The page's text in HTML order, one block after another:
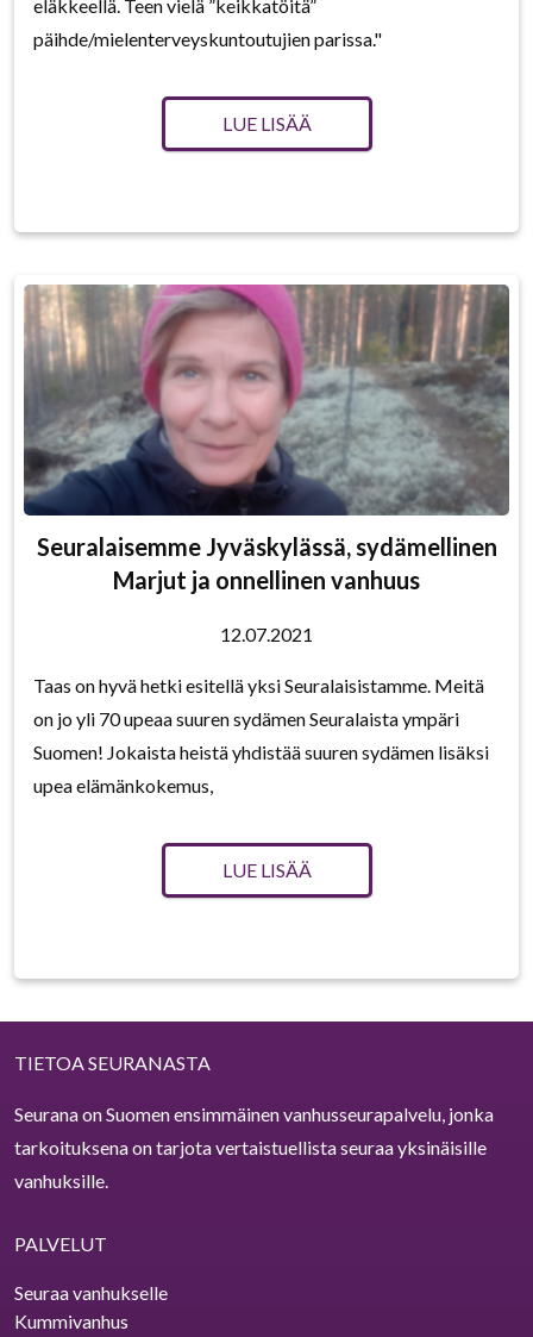
eläkkeellä. Teen vielä ”keikkatöitä”
päihde/mielenterveyskuntoutujien parissa."
LUE LISÄÄ
Seuralaisemme Jyväskylässä, sydämellinen
Marjut ja onnellinen vanhuus
12.07.2021
Taas on hyvä hetki esitellä yksi Seuralaisistamme. Meitä
on jo yli 70 upeaa suuren sydämen Seuralaista ympäri
Suomen! Jokaista heistä yhdistää suuren sydämen lisäksi
upea elämänkokemus,
LUE LISÄÄ
TIETOA SEURANASTA
Seurana on Suomen ensimmäinen vanhusseurapalvelu, jonka
tarkoituksena on tarjota vertaistuellista seuraa yksinäisille
vanhuksille.
PALVELUT
Seuraa vanhukselle
Kummivanhus